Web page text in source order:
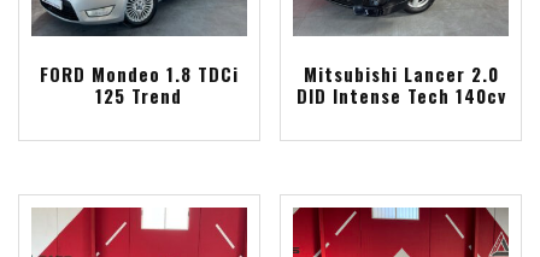
FORD Mondeo 1.8 TDCi
125 Trend
Mitsubishi Lancer 2.0
DID Intense Tech 140cv